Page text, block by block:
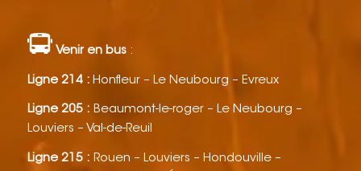
Venir en bus:
Ligne 214 : Honfleur – Le Neubourg – Evreux
Ligne 205 : Beaumont-le-roger – Le Neubourg –
Louviers – Val-de-Reuil
Ligne 215 : Rouen – Louviers – Hondouville –